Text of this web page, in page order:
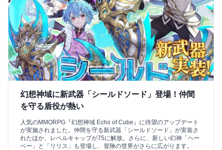
幻想神域に新武器「シールドソード」登場！仲間
を守る盾役が熱い
人気のMMORPG『幻想神域 Echo of Cube』に待望のアップデート
が実施されました。仲間を守る新武器「シールドソード」が実装さ
れたほか、レベルキャップが75に解放。さらに、新しい幻神「ヘー
ベー」と「リリス」も登場し、冒険の世界がさらに広がります。